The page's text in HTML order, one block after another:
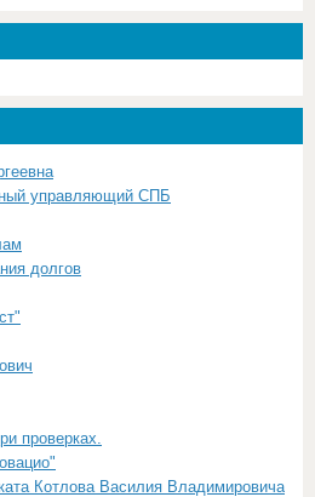
управляющий СПБ
долгов
проверках.
Котлова Василия Владимировича